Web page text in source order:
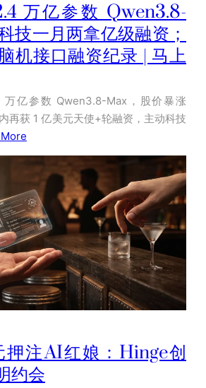
万亿参数 Qwen3.8-
技一月两拿亿级融资；
机接口融资纪录 | 马上
亿参数 Qwen3.8-Max，股价暴涨
再获 1 亿美元天使+轮融资，主动科技
押注AI红娘：Hinge创
约会